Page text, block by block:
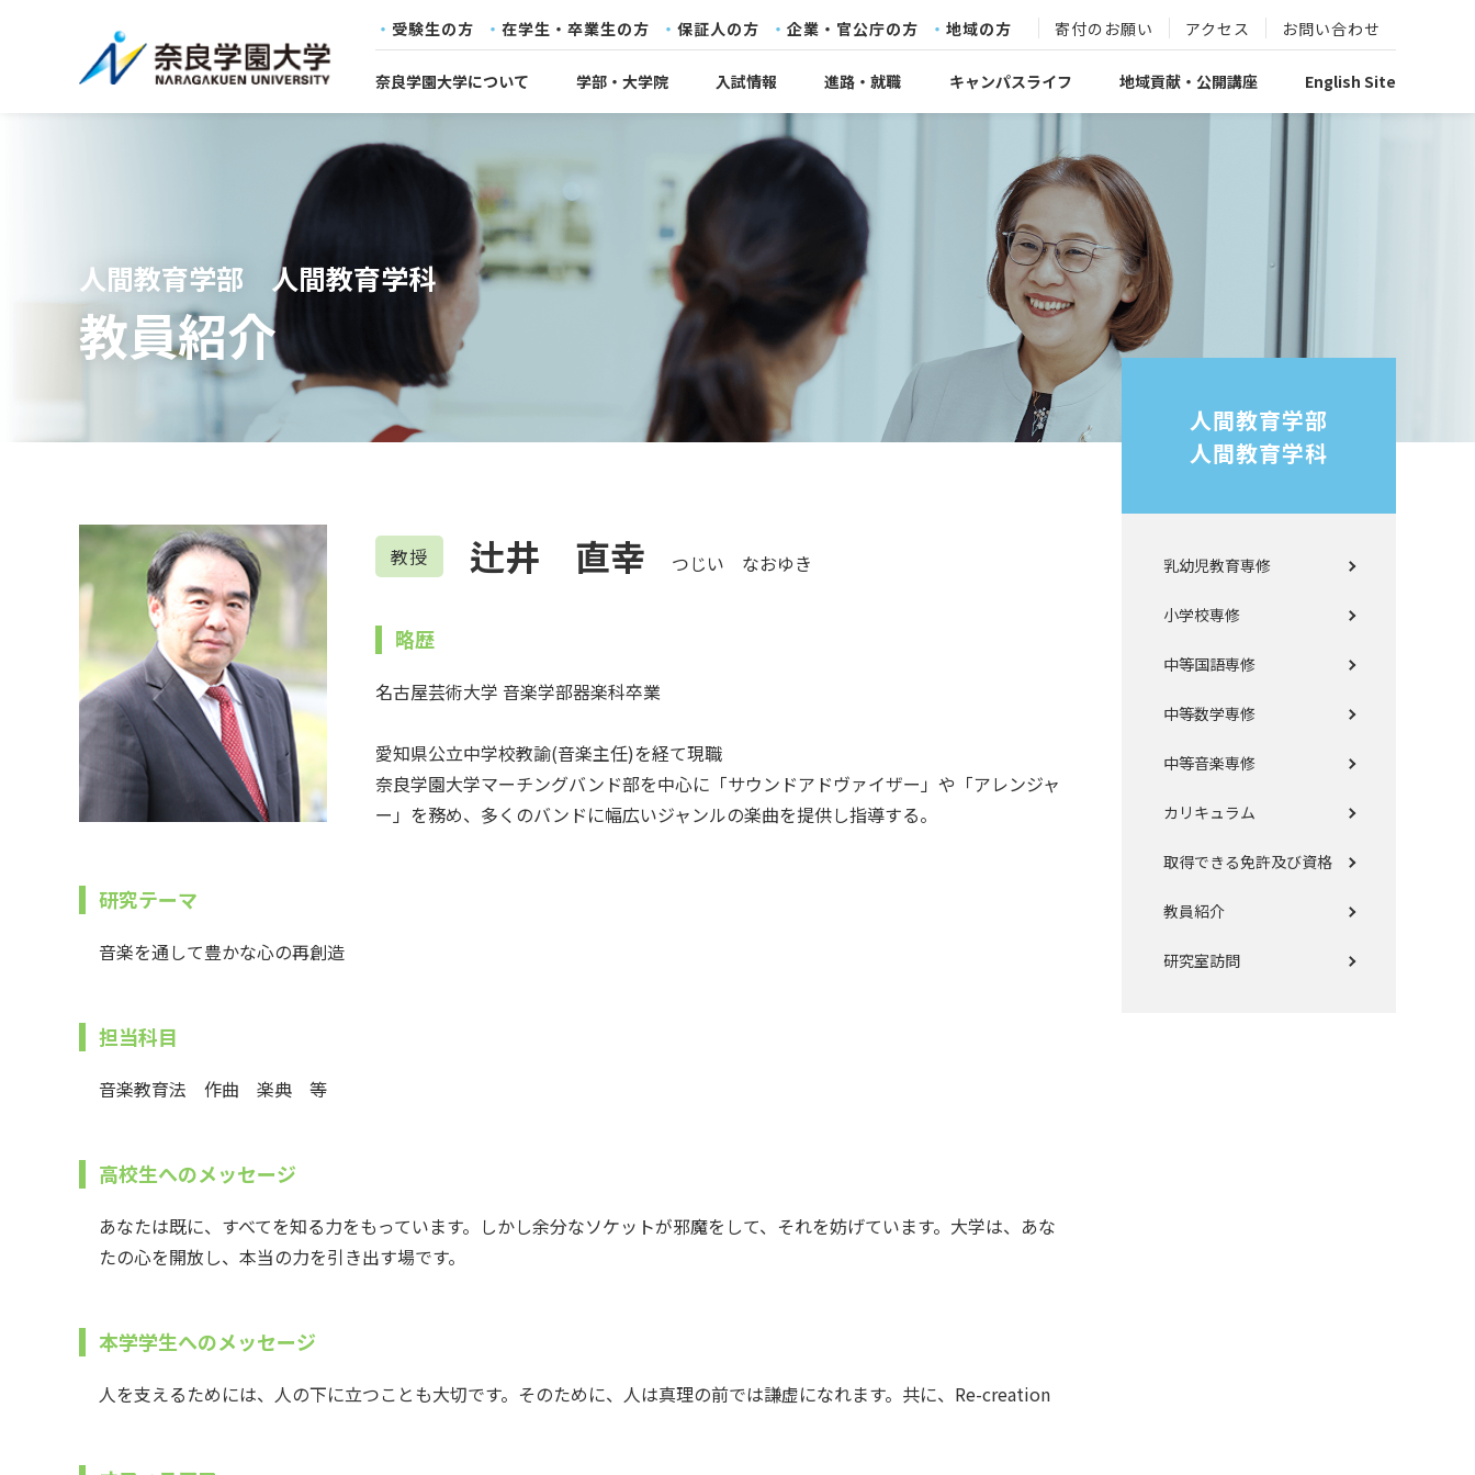
受験生の方 在学生・卒業生の方 保証人の方 企業・官公庁の方 地域の方 寄付のお願い アクセス お問い合わせ
奈良学園大学について 学部・大学院 入試情報 進路・就職 キャンパスライフ 地域貢献・公開講座 English Site
人間教育学部 人間教育学科
教員紹介
教授 辻井 直幸 つじい なおゆき
略歴
名古屋芸術大学 音楽学部器楽科卒業
愛知県公立中学校教諭(音楽主任)を経て現職
奈良学園大学マーチングバンド部を中心に「サウンドアドヴァイザー」や「アレンジャ
ー」を務め、多くのバンドに幅広いジャンルの楽曲を提供し指導する。
研究テーマ
音楽を通して豊かな心の再創造
担当科目
音楽教育法 作曲 楽典 等
高校生へのメッセージ
あなたは既に、すべてを知る力をもっています。しかし余分なソケットが邪魔をして、それを妨げています。大学は、あな
たの心を開放し、本当の力を引き出す場です。
本学学生へのメッセージ
人を支えるためには、人の下に立つことも大切です。そのために、人は真理の前では謙虚になれます。共に、Re-creation
人間教育学部
人間教育学科
乳幼児教育専修
小学校専修
中等国語専修
中等数学専修
中等音楽専修
カリキュラム
取得できる免許及び資格
教員紹介
研究室訪問